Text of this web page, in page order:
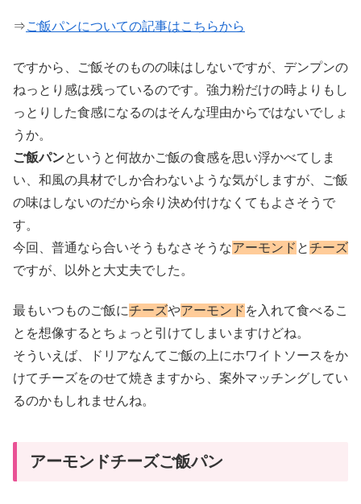
⇒ご飯パンについての記事はこちらから
ですから、ご飯そのものの味はしないですが、デンプンの
ねっとり感は残っているのです。強力粉だけの時よりもし
っとりした食感になるのはそんな理由からではないでしょ
うか。
ご飯パンというと何故かご飯の食感を思い浮かべてしま
い、和風の具材でしか合わないような気がしますが、ご飯
の味はしないのだから余り決め付けなくてもよさそうで
す。
今回、普通なら合いそうもなさそうなアーモンド とチーズ
ですが、以外と大丈夫でした。
最もいつものご飯にチーズやアーモンド を入れて食べるこ
とを想像するとちょっと引けてしまいますけどね。
そういえば、ドリアなんてご飯の上にホワイトソースをか
けてチーズをのせて焼きますから、案外マッチングしてい
るのかもしれませんね。
アーモンドチーズご飯パン